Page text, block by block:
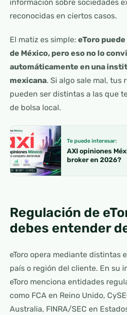
información sobre sociedades
reconocidas en ciertos casos.
El matiz es simple: eToro
de México, pero eso no lo
automáticamente en una
mexicana. Si algo sale mal, tus
pueden ser distintas a las que
de bolsa local.
Te puede interesar:
AXI opiniones
broker en 2026?
Regulación de
debes entender
eToro opera mediante distintas
país o región del cliente. En su
eToro menciona entidades
como FCA en Reino Unido,
Australia, FINRA/SEC en